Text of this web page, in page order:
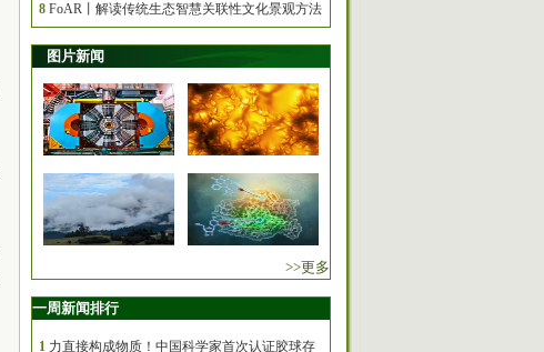
8 FoAR丨解读传统生态智慧关联性文化景观方法
图片新闻
>>更多
一周新闻排行
1 力直接构成物质！中国科学家首次认证胶球存